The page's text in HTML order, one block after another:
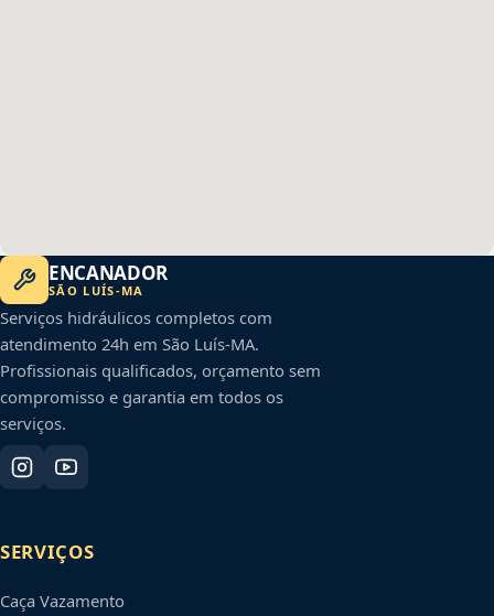
ENCANADOR
SÃO LUÍS-MA
Serviços hidráulicos completos com
atendimento 24h em São Luís-MA.
Profissionais qualificados, orçamento sem
compromisso e garantia em todos os
serviços.
SERVIÇOS
Caça Vazamento